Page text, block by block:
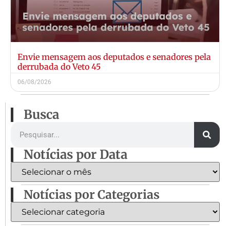
Envie mensagem aos deputados e senadores pela
derrubada do Veto 45
06/08/2026
Busca
Notícias por Data
Notícias por Categorias